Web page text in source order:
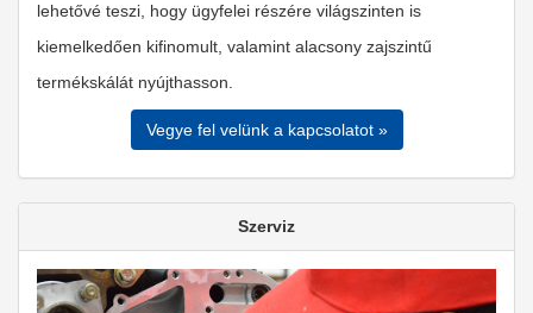
lehetővé teszi, hogy ügyfelei részére világszinten is
kiemelkedően kifinomult, valamint alacsony zajszintű
termékskálát nyújthasson.
Vegye fel velünk a kapcsolatot »
Szerviz